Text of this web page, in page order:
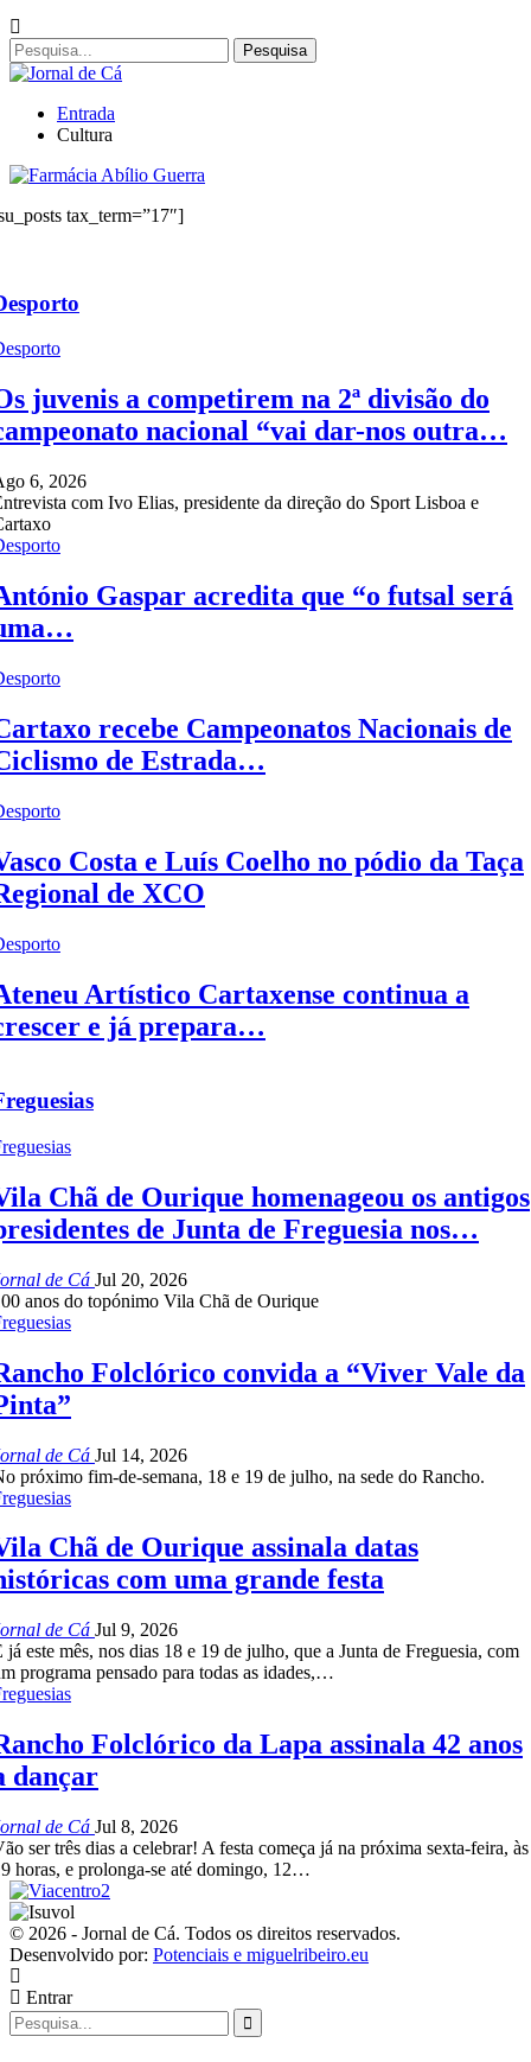
Entrada
Cultura
tax_term=”17″]
juvenis a competirem na 2ª divisão do
nacional “vai dar-nos outra…
6, 2026
com Ivo Elias, presidente da direção do Sport Lisboa e
Gaspar acredita que “o futsal será
recebe Campeonatos Nacionais de
de Estrada…
Costa e Luís Coelho no pódio da Taça
de XCO
Artístico Cartaxense continua a
e já prepara…
Chã de Ourique homenageou os antigos
de Junta de Freguesia nos…
de Cá Jul 20, 2026
anos do topónimo Vila Chã de Ourique
Folclórico convida a “Viver Vale da
de Cá Jul 14, 2026
próximo fim-de-semana, 18 e 19 de julho, na sede do Rancho.
Chã de Ourique assinala datas
com uma grande festa
de Cá Jul 9, 2026
já este mês, nos dias 18 e 19 de julho, que a Junta de Freguesia, com
programa pensado para todas as idades,…
Folclórico da Lapa assinala 42 anos
dançar
de Cá Jul 8, 2026
ser três dias a celebrar! A festa começa já na próxima sexta-feira, às
horas, e prolonga-se até domingo, 12…
© 2026 - Jornal de Cá. Todos os direitos reservados.
Desenvolvido por: Potenciais e miguelribeiro.eu
Entrar